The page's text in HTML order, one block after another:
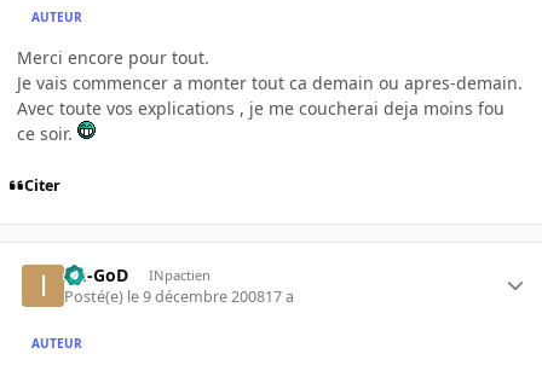
AUTEUR
Merci encore pour tout.
Je vais commencer a monter tout ca demain ou apres-demain.
Avec toute vos explications , je me coucherai deja moins fou
ce soir.
Citer
Im-GoD INpactien
Posté(e) le 9 décembre 200817 a
AUTEUR